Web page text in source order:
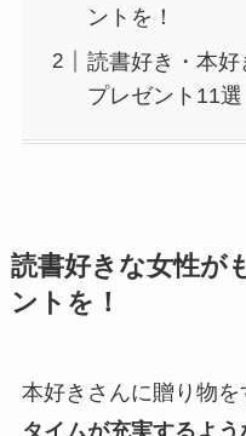
ントを！
読書好き・本
プレゼント11選
読書好きな女性が
ントを！
本好きさんに贈り物を